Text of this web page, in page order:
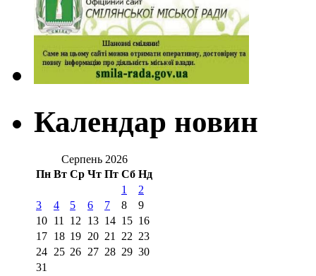
Календар новин
Серпень 2026
Пн Вт Ср Чт Пт Сб Нд
1
2
3
4 5 6 7 8
9
10 11 12 13 14 15 16
17 18 19 20 21 22 23
24 25 26 27 28 29 30
31